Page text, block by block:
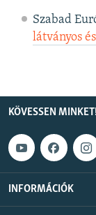
Szabad
látványos
KÖVESSEN MINKET!
INFORMÁCIÓK